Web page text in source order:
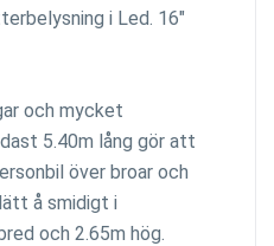
i Led. 16"
och mycket
5.40m lång gör att
över broar och
å smidigt i
och 2.65m hög.